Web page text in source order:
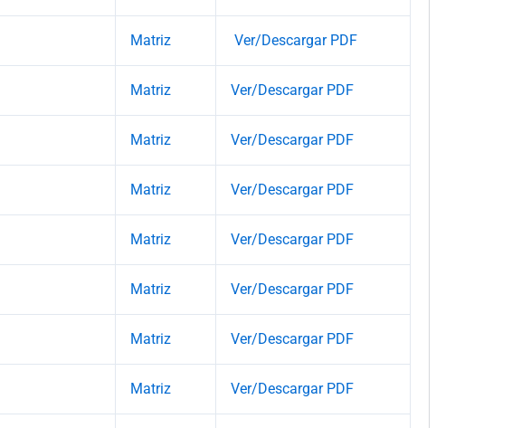
Matriz Ver/Descargar PDF
Matriz Ver/Descargar PDF
Matriz Ver/Descargar PDF
Matriz Ver/Descargar PDF
Matriz Ver/Descargar PDF
Matriz Ver/Descargar PDF
Matriz Ver/Descargar PDF
Matriz Ver/Descargar PDF